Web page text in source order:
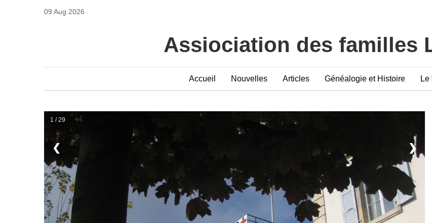
09 Aug 2026
Assiociation des familles
Accueil Nouvelles Articles Généalogie et Histoire Le
1 / 29
❮ ❯